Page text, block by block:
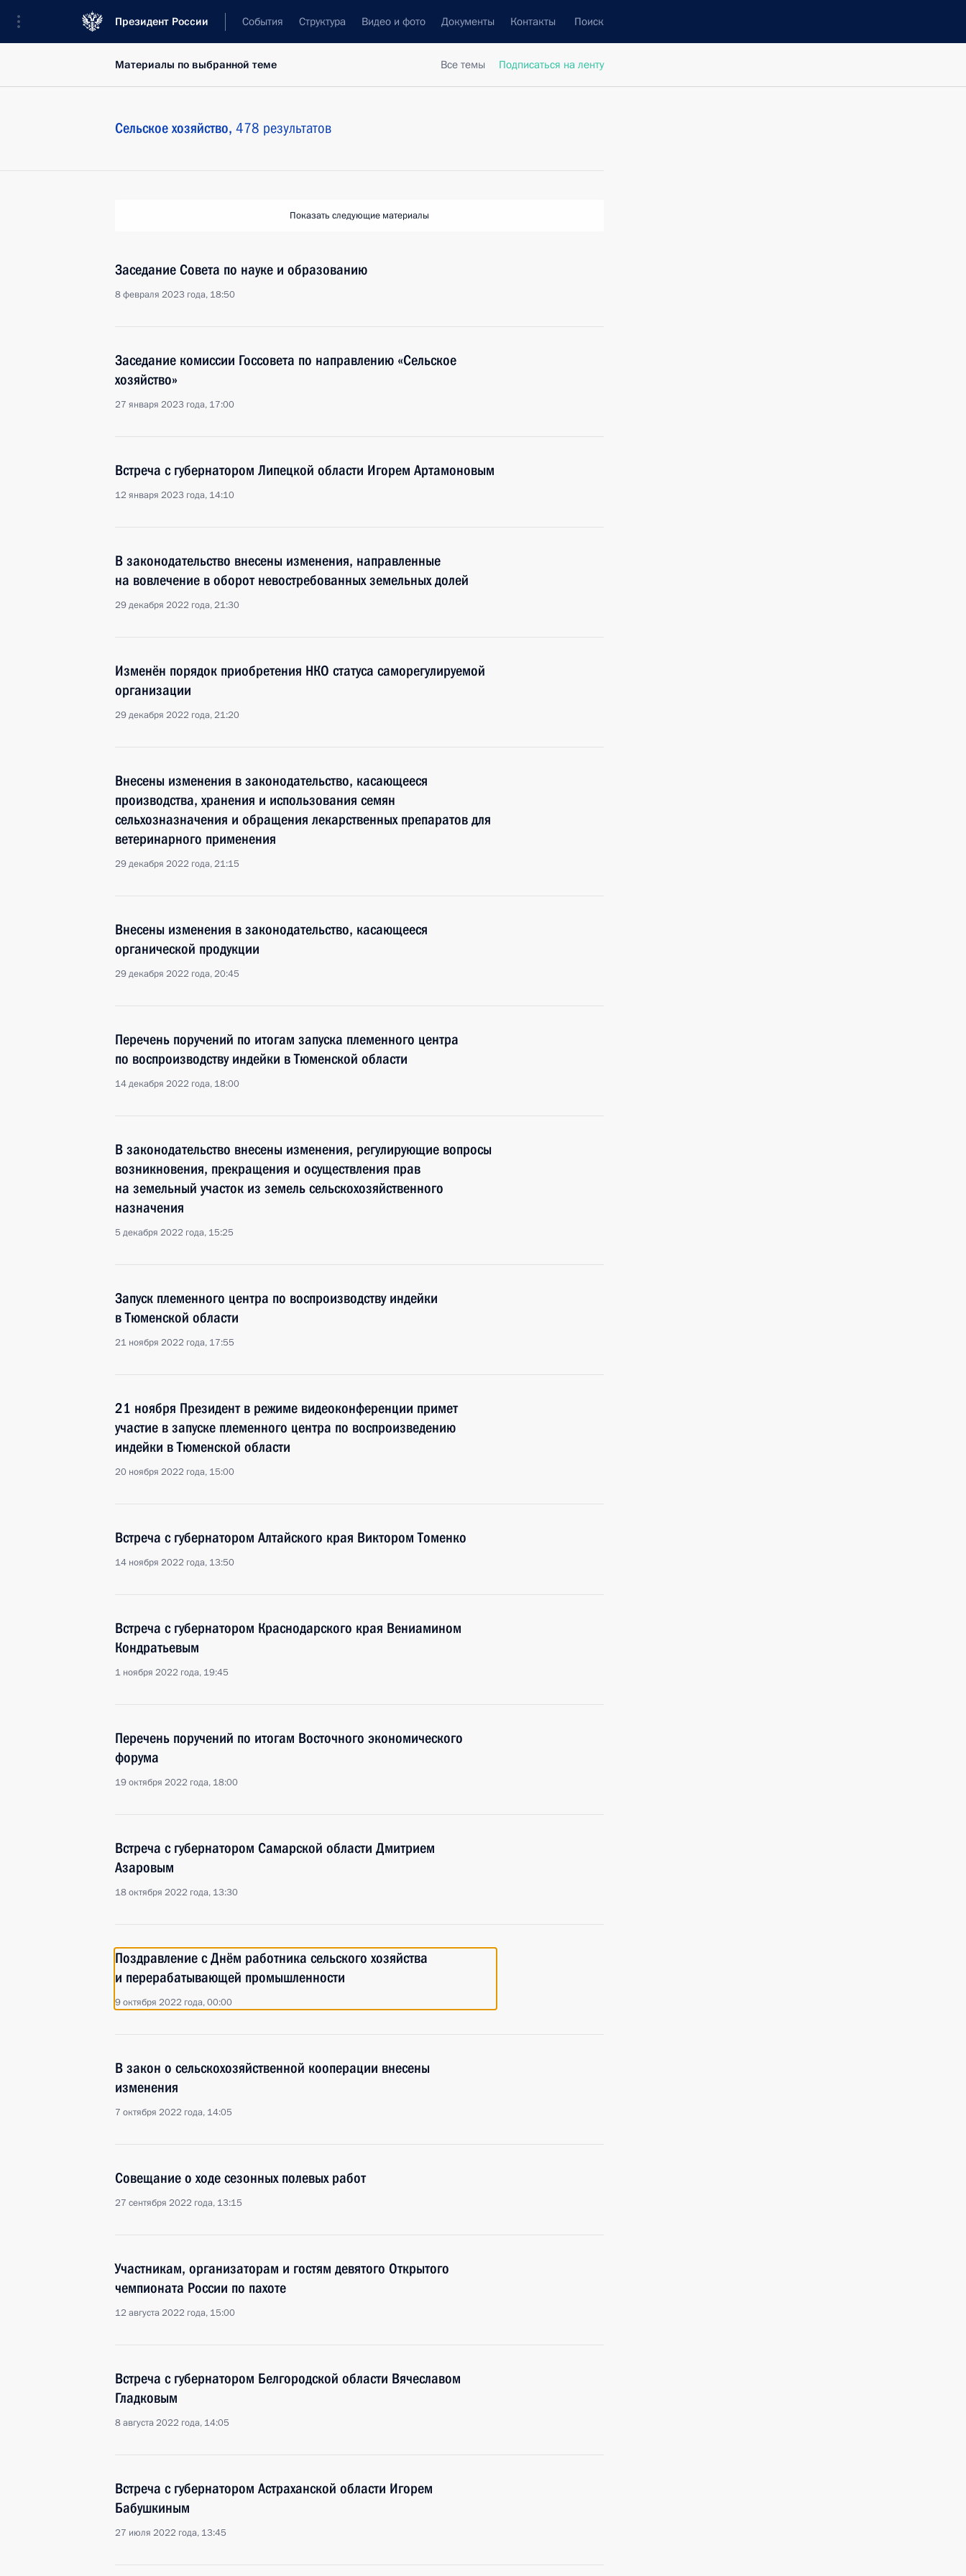
Президент России События Структура Видео и фото Документы Контакты Поиск
Все темы Подписаться на ленту
Материалы по выбранной теме
Сельское хозяйство, 478 результатов
Показать следующие материалы
Заседание Совета по науке и образованию
8 февраля 2023 года, 18:50
Заседание комиссии Госсовета по направлению «Сельское
хозяйство»
27 января 2023 года, 17:00
Встреча с губернатором Липецкой области Игорем Артамоновым
12 января 2023 года, 14:10
В законодательство внесены изменения, направленные
на вовлечение в оборот невостребованных земельных долей
29 декабря 2022 года, 21:30
Изменён порядок приобретения НКО статуса саморегулируемой
организации
29 декабря 2022 года, 21:20
Внесены изменения в законодательство, касающееся
производства, хранения и использования семян
сельхозназначения и обращения лекарственных препаратов для
ветеринарного применения
29 декабря 2022 года, 21:15
Внесены изменения в законодательство, касающееся
органической продукции
29 декабря 2022 года, 20:45
Перечень поручений по итогам запуска племенного центра
по воспроизводству индейки в Тюменской области
14 декабря 2022 года, 18:00
В законодательство внесены изменения, регулирующие вопросы
возникновения, прекращения и осуществления прав
на земельный участок из земель сельскохозяйственного
назначения
5 декабря 2022 года, 15:25
Запуск племенного центра по воспроизводству индейки
в Тюменской области
21 ноября 2022 года, 17:55
21 ноября Президент в режиме видеоконференции примет
участие в запуске племенного центра по воспроизведению
индейки в Тюменской области
20 ноября 2022 года, 15:00
Встреча с губернатором Алтайского края Виктором Томенко
14 ноября 2022 года, 13:50
Встреча с губернатором Краснодарского края Вениамином
Кондратьевым
1 ноября 2022 года, 19:45
Перечень поручений по итогам Восточного экономического
форума
19 октября 2022 года, 18:00
Встреча с губернатором Самарской области Дмитрием
Азаровым
18 октября 2022 года, 13:30
Поздравление с Днём работника сельского хозяйства
и перерабатывающей промышленности
9 октября 2022 года, 00:00
В закон о сельскохозяйственной кооперации внесены
изменения
7 октября 2022 года, 14:05
Совещание о ходе сезонных полевых работ
27 сентября 2022 года, 13:15
Участникам, организаторам и гостям девятого Открытого
чемпионата России по пахоте
12 августа 2022 года, 15:00
Встреча с губернатором Белгородской области Вячеславом
Гладковым
8 августа 2022 года, 14:05
Встреча с губернатором Астраханской области Игорем
Бабушкиным
27 июля 2022 года, 13:45